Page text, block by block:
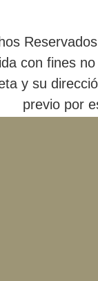
con fines
y su
previo por